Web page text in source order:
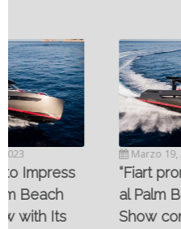
“Fiart pronta a stupire
al Palm Beach Boat
Show con la sua